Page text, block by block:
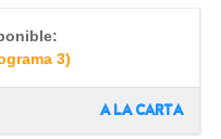
3)
A LA CARTA